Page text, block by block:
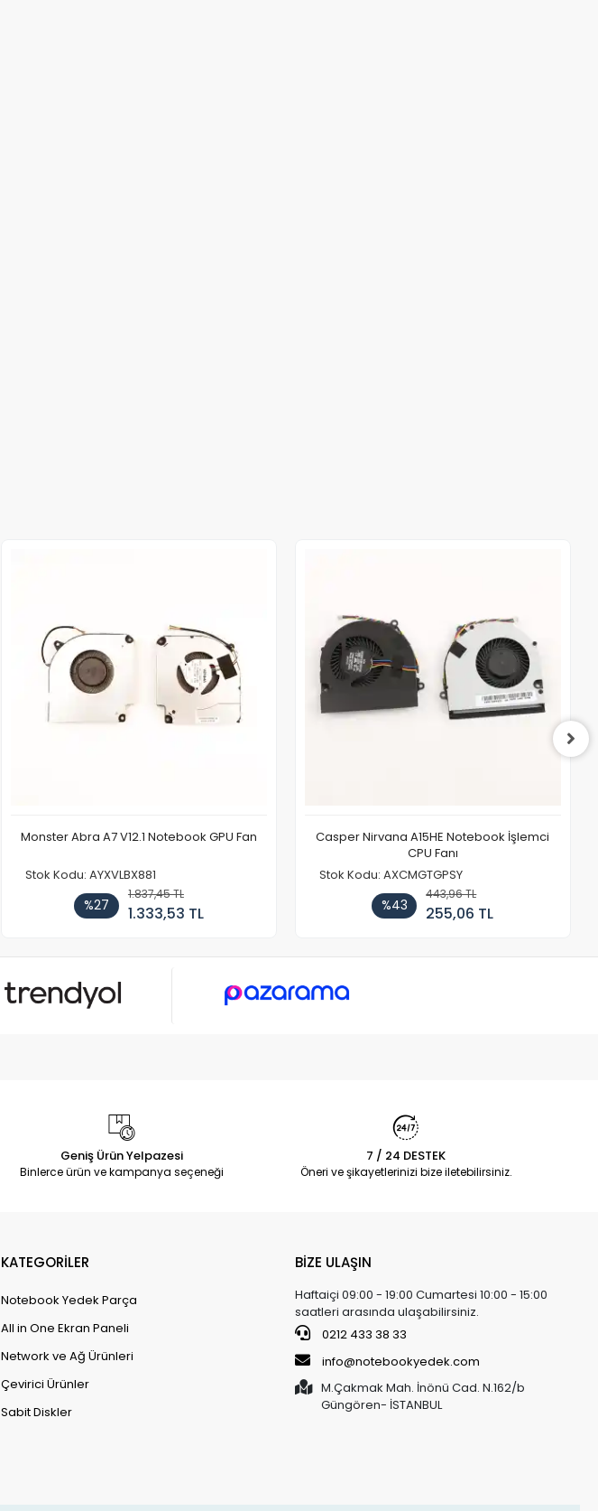
Monster Abra A7 V12.1 Notebook GPU Fan
Stok Kodu: AYXVLBX881
%27
1.837,45 TL
1.333,53 TL
Casper Nirvana A15HE Notebook İşlemci
CPU Fanı
Stok Kodu: AXCMGTGPSY
%43
443,96 TL
255,06 TL
Geniş Ürün Yelpazesi
Binlerce ürün ve kampanya seçeneği
7 / 24 DESTEK
Öneri ve şikayetlerinizi bize iletebilirsiniz.
KATEGORİLER
Notebook Yedek Parça
All in One Ekran Paneli
Network ve Ağ Ürünleri
Çevirici Ürünler
Sabit Diskler
BİZE ULAŞIN
Haftaiçi 09:00 - 19:00 Cumartesi 10:00 - 15:00
saatleri arasında ulaşabilirsiniz.
0212 433 38 33
info@notebookyedek.com
M.Çakmak Mah. İnönü Cad. N.162/b
Güngören- İSTANBUL